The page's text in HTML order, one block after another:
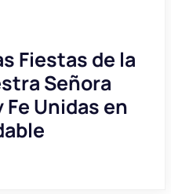
Fiestas de la
Señora
Unidas en